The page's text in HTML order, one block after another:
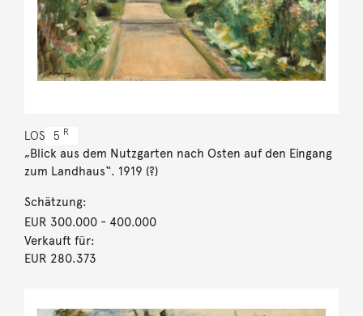
LOS 5 R
„Blick aus dem Nutzgarten nach Osten auf den Eingang
zum Landhaus“. 1919 (?)
Schätzung:
EUR 300.000- 400.000
Verkauft für:
EUR 280.373